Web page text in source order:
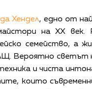
Хендел, едно от
на ХХ
семейство, а
Вероятно светът
и чиста
които